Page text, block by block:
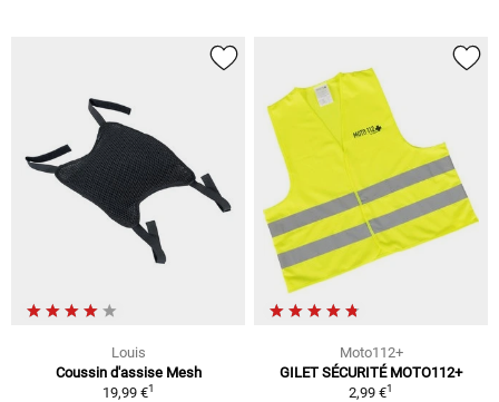
Louis
Coussin d'assise Mesh
19,99 €1
Moto112+
GILET SÉCURITÉ MOTO112+
2,99 €1